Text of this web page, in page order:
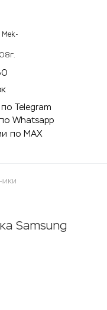
Samsung